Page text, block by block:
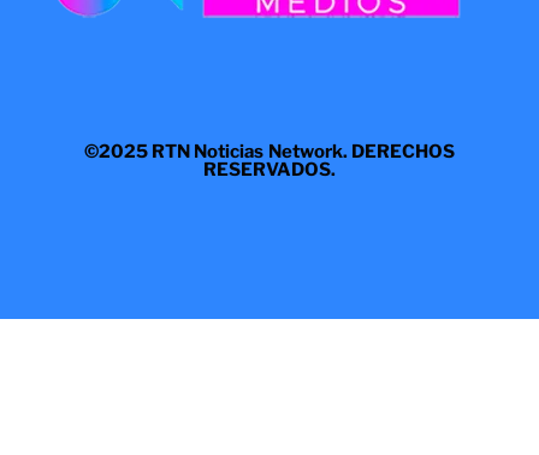
©2025 RTN Noticias Network. DERECHOS
RESERVADOS.